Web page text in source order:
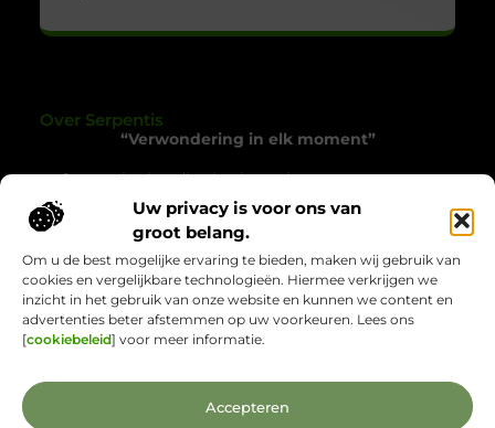
Uw privacy is voor ons van
groot belang.
Om u de best mogelijke ervaring te bieden, maken wij gebruik van
cookies en vergelijkbare technologieën. Hiermee verkrijgen we
inzicht in het gebruik van onze website en kunnen we content en
advertenties beter afstemmen op uw voorkeuren. Lees ons
[cookiebeleid] voor meer informatie.
Accepteren
Over Serpentis
“Verwondering in elk moment”
Serpentis.nl nodigt je uit om het gewone op een
bijzondere manier te ervaren. Een verzameling
verhalen die inspireren, verrassen en het alledaagse
tot leven brengen.
Onze informatie
Bericht categorie